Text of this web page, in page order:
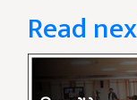
Read